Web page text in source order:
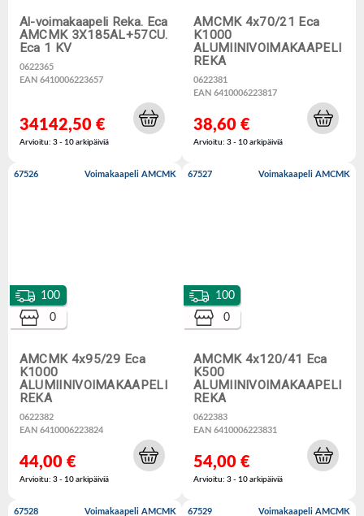
Al-voimakaapeli Reka. Eca
AMCMK 3X185AL+57CU.
Eca 1 KV
0622365
EAN 6410006223657
34142,50 €
Arvioitu: 3 - 10 arkipäiviä
AMCMK 4x70/21 Eca
K1000
ALUMIINIVOIMAKAAPELI
REKA
0622381
EAN 6410006223817
38,60 €
Arvioitu: 3 - 10 arkipäiviä
67526 Voimakaapeli AMCMK
AMCMK 4x95/29 Eca
K1000
ALUMIINIVOIMAKAAPELI
REKA
0622382
EAN 6410006223824
100
0
44,00 €
Arvioitu: 3 - 10 arkipäiviä
67527 Voimakaapeli AMCMK
AMCMK 4x120/41 Eca
K500
ALUMIINIVOIMAKAAPELI
REKA
0622383
EAN 6410006223831
100
0
54,00 €
Arvioitu: 3 - 10 arkipäiviä
67528 Voimakaapeli AMCMK 67529 Voimakaapeli AMCMK